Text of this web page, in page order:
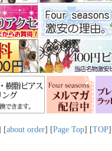
[about order] [Page Top] [TOP]